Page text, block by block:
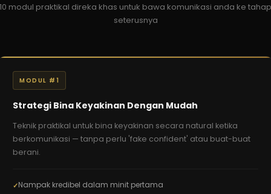
10 modul praktikal direka khas untuk bawa komunikasi anda ke tahap
seterusnya
MODUL #1
Strategi Bina Keyakinan Dengan Mudah
Teknik praktikal untuk bina keyakinan secara natural ketika
berkomunikasi — tanpa perlu 'fake confident' atau buat-buat
berani.
Nampak kredibel dalam minit pertama